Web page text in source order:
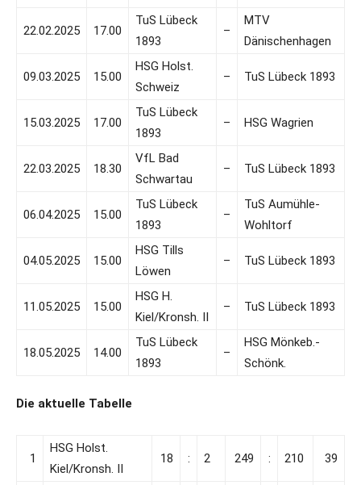
22.02.2025 17.00
TuS Lübeck
1893
–
MTV
Dänischenhagen
09.03.2025 15.00
HSG Holst.
Schweiz
– TuS Lübeck 1893
15.03.2025 17.00
TuS Lübeck
1893
– HSG Wagrien
22.03.2025 18.30
VfL Bad
Schwartau
– TuS Lübeck 1893
06.04.2025 15.00
TuS Lübeck
1893
–
TuS Aumühle-
Wohltorf
04.05.2025 15.00
HSG Tills
Löwen
– TuS Lübeck 1893
11.05.2025 15.00
HSG H.
Kiel/Kronsh. II
– TuS Lübeck 1893
18.05.2025 14.00
TuS Lübeck
1893
–
HSG Mönkeb.-
Schönk.
Die aktuelle Tabelle
1
HSG Holst.
Kiel/Kronsh. II
18 : 2 249 : 210 39